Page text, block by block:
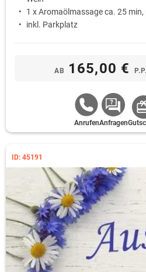
1 x Aromaölmassage ca. 25 min,
inkl. Parkplatz
AB 165,00 € P.P.
AnrufenAnfragen
ID: 45191